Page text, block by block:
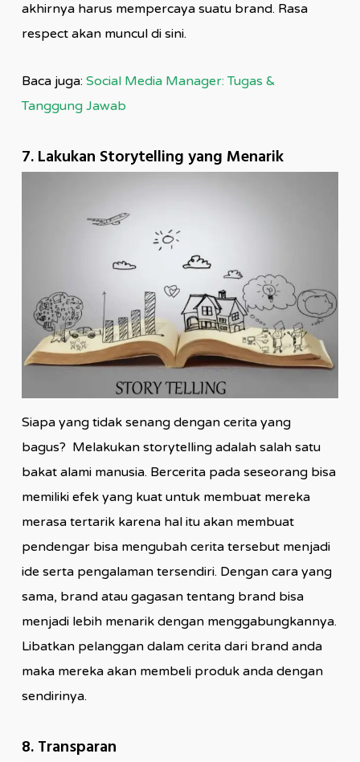
akhirnya harus mempercaya suatu brand. Rasa
respect akan muncul di sini.
Baca juga: Social Media Manager: Tugas &
Tanggung Jawab
7. Lakukan Storytelling yang Menarik
Siapa yang tidak senang dengan cerita yang
bagus? Melakukan storytelling adalah salah satu
bakat alami manusia. Bercerita pada seseorang bisa
memiliki efek yang kuat untuk membuat mereka
merasa tertarik karena hal itu akan membuat
pendengar bisa mengubah cerita tersebut menjadi
ide serta pengalaman tersendiri. Dengan cara yang
sama, brand atau gagasan tentang brand bisa
menjadi lebih menarik dengan menggabungkannya.
Libatkan pelanggan dalam cerita dari brand anda
maka mereka akan membeli produk anda dengan
sendirinya.
8. Transparan